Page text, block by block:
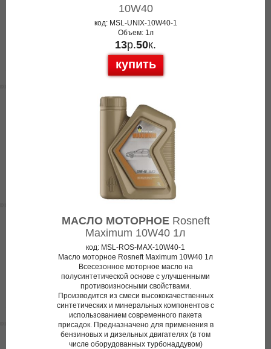
10W40
код: MSL-UNIX-10W40-1
Объем: 1л
13р.50к.
купить
МАСЛО МОТОРНОЕRosneft
Maximum 10W40 1л
код: MSL-ROS-MAX-10W40-1
Масло моторное Rosneft Maximum 10W40 1л
Всесезонное моторное масло на
полусинтетической основе с улучшенными
противоизносными свойствами.
Производится из смеси высококачественных
синтетических и минеральных компонентов с
использованием современного пакета
присадок. Предназначено для применения в
бензиновых и дизельных двигателях (в том
числе оборудованных турбонаддувом)